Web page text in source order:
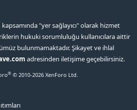
kapsamında "yer sağlayıcı" olarak hizmet
hukuki sorumluluğu kullanıcılara aittir
bulunmamaktadır. Şikayet ve ihlal
adresinden iletişime geçebilirsiniz.
® © 2010-2026 XenForo Ltd.